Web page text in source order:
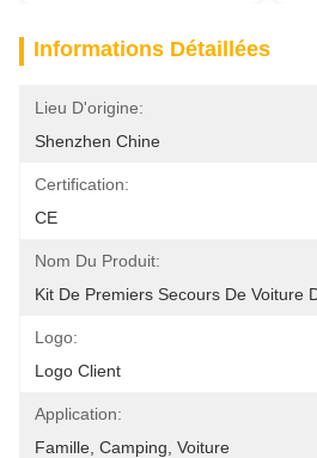
Informations Détaillées
Lieu D'origine:
Shenzhen Chine
Certification:
CE
Nom Du Produit:
Kit De Premiers Secours De Voiture
Logo:
Logo Client
Application:
Famille, Camping, Voiture